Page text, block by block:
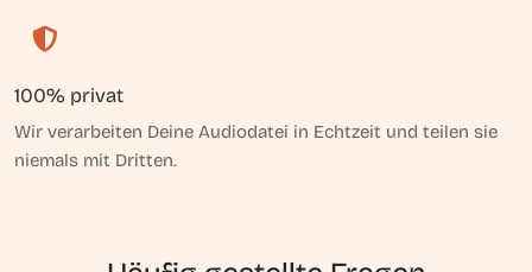
100% privat
Wir verarbeiten Deine Audiodatei in Echtzeit und teilen sie
niemals mit Dritten.